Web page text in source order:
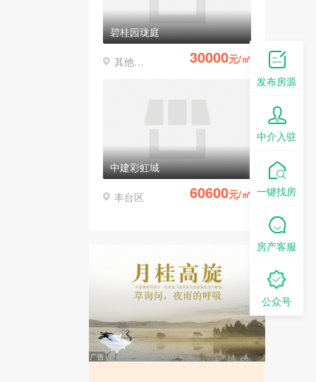
碧桂园珑庭
其他区县 30000元/㎡
中建彩虹城
丰台区 60600元/㎡
发布房源
中介入驻
一键找房
房产客服
公众号